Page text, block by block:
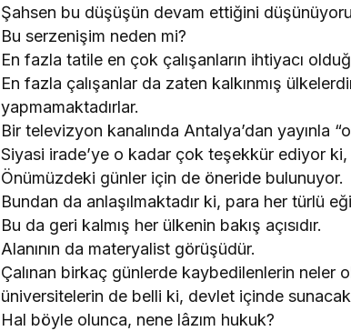
Şahsen bu düşüşün devam ettiğini
Bu serzenişim neden mi?
En fazla tatile en çok çalışanların ihtiyacı
En fazla çalışanlar da zaten kalkınmış
yapmamaktadırlar.
Bir televizyon kanalında Antalya’dan yayınla
Siyasi irade’ye o kadar çok teşekkür ediyor ki,
Önümüzdeki günler için de öneride bulunuyor.
Bundan da anlaşılmaktadır ki, para her türlü
Bu da geri kalmış her ülkenin bakış açısıdır.
Alanının da materyalist görüşüdür.
Çalınan birkaç günlerde kaybedilenlerin neler
üniversitelerin de belli ki, devlet içinde
Hal böyle olunca, nene lâzım hukuk?